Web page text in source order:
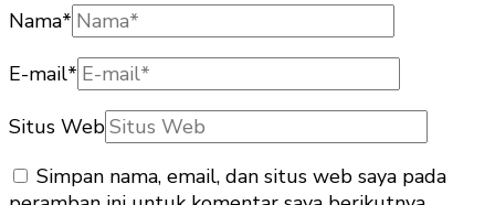
Nama*
E-mail*
Situs Web
Simpan nama, email, dan situs web saya pada